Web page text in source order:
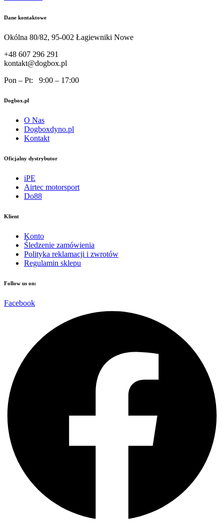
Dane kontaktowe
Okólna 80/82, 95-002 Łagiewniki Nowe
+48 607 296 291
kontakt@dogbox.pl
Pon – Pt: 9:00 – 17:00
Dogbox.pl
O Nas
Dogboxdyno.pl
Kontakt
Oficjalny dystrybutor
iPE
Airtec motorsport
Do88
Klient
Konto
Śledzenie zamówienia
Polityka reklamacji i zwrotów
Regulamin sklepu
Follow us on:
Facebook